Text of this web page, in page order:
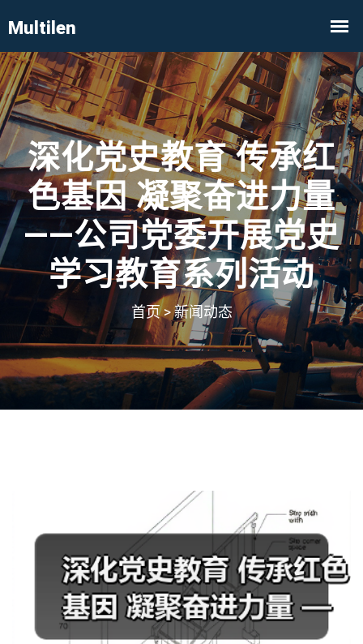
深化党史教育 传承红
色基因 凝聚奋进力量
——公司党委开展党史
学习教育系列活动
首页>新闻动态